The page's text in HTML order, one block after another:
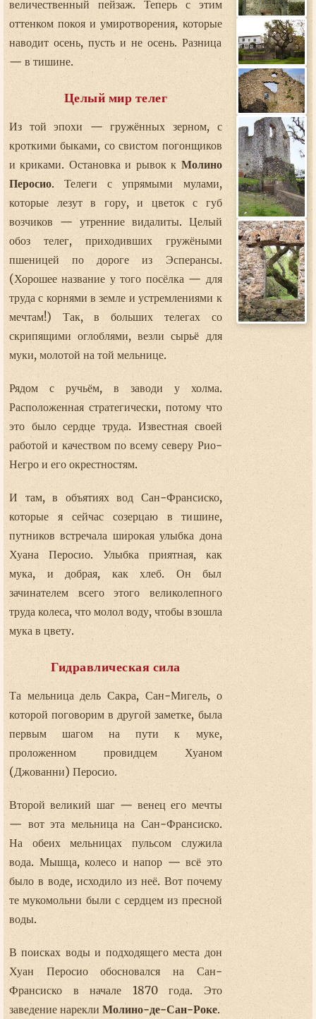
величественный пейзаж. Теперь с этим
оттенком покоя и умиротворения, которые
наводит осень, пусть и не осень. Разница
— в тишине.
Целый мир телег
Из той эпохи — гружённых зерном, с
кроткими быками, со свистом погонщиков
и криками. Остановка и рывок к Молино
Перосио. Телеги с упрямыми мулами,
которые лезут в гору, и цветок с губ
возчиков — утренние видалиты. Целый
обоз телег, приходивших гружёными
пшеницей по дороге из Эсперансы.
(Хорошее название у того посёлка — для
труда с корнями в земле и устремлениями к
мечтам!) Так, в больших телегах со
скрипящими оглоблями, везли сырьё для
муки, молотой на той мельнице.
Рядом с ручьём, в заводи у холма.
Расположенная стратегически, потому что
это было сердце труда. Известная своей
работой и качеством по всему северу Рио-
Негро и его окрестностям.
И там, в объятиях вод Сан-Франсиско,
которые я сейчас созерцаю в тишине,
путников встречала широкая улыбка дона
Хуана Перосио. Улыбка приятная, как
мука, и добрая, как хлеб. Он был
зачинателем всего этого великолепного
труда колеса, что молол воду, чтобы взошла
мука в цвету.
Гидравлическая сила
Та мельница дель Сакра, Сан-Мигель, о
которой поговорим в другой заметке, была
первым шагом на пути к муке,
проложенном провидцем Хуаном
(Джованни) Перосио.
Второй великий шаг — венец его мечты
— вот эта мельница на Сан-Франсиско.
На обеих мельницах пульсом служила
вода. Мышца, колесо и напор — всё это
было в воде, исходило из неё. Вот почему
те мукомольни были с сердцем из пресной
воды.
В поисках воды и подходящего места дон
Хуан Перосио обосновался на Сан-
Франсиско в начале 1870 года. Это
заведение нарекли Молино-де-Сан-Роке.